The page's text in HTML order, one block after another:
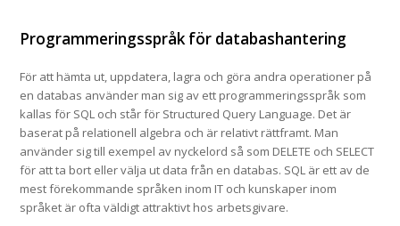
Programmeringsspråk för databashantering
För att hämta ut, uppdatera, lagra och göra andra operationer på
en databas använder man sig av ett programmeringsspråk som
kallas för SQL och står för Structured Query Language. Det är
baserat på relationell algebra och är relativt rättframt. Man
använder sig till exempel av nyckelord så som DELETE och SELECT
för att ta bort eller välja ut data från en databas. SQL är ett av de
mest förekommande språken inom IT och kunskaper inom
språket är ofta väldigt attraktivt hos arbetsgivare.